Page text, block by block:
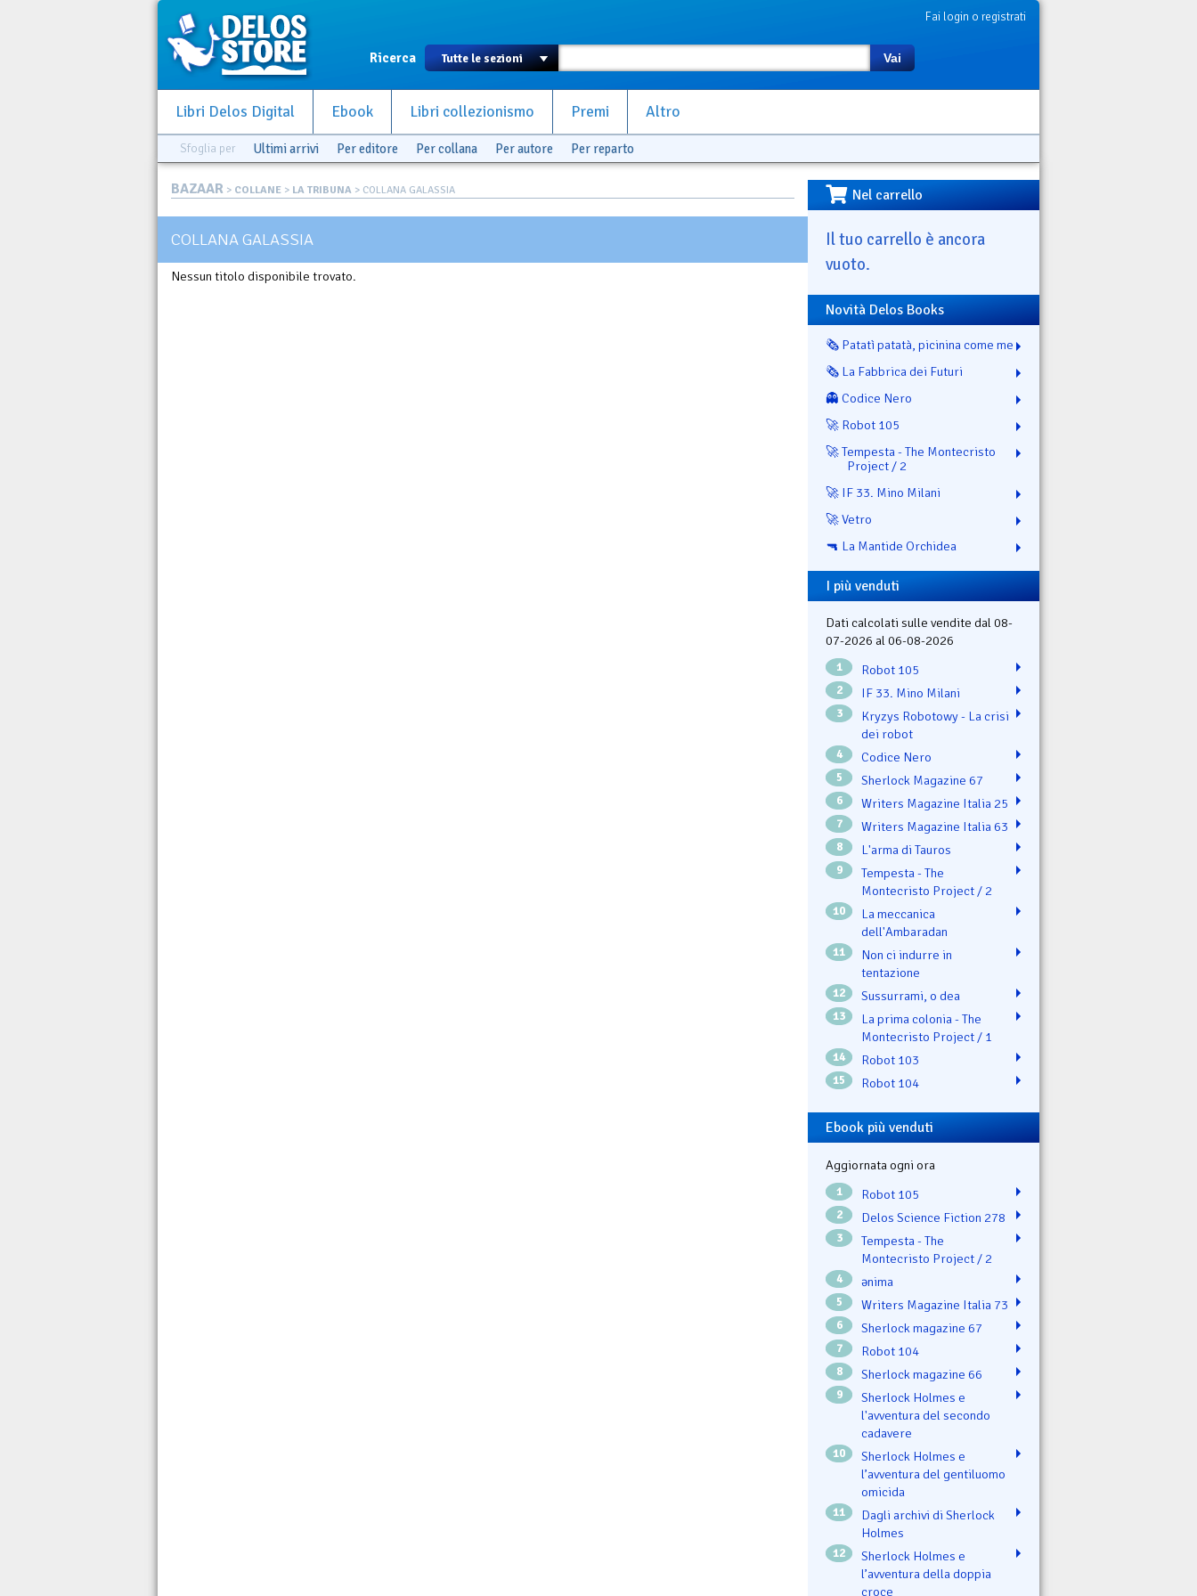
Fai login o registrati
Ricerca Vai
Libri Delos Digital Ebook Libri collezionismo Premi Altro
Sfoglia per Ultimi arrivi Per editore Per collana Per autore Per reparto
BAZAAR > COLLANE > LA TRIBUNA > COLLANA GALASSIA
COLLANA GALASSIA
Nessun titolo disponibile trovato.
Nel carrello
Il tuo carrello è ancora
vuoto.
Novità Delos Books
🗞️ Patatì patatà, picinina come me
🗞️ La Fabbrica dei Futuri
👻 Codice Nero
🚀 Robot 105
🚀 Tempesta - The Montecristo
Project / 2
🚀 IF 33. Mino Milani
🚀 Vetro
🔫 La Mantide Orchidea
I più venduti
Dati calcolati sulle vendite dal 08-
07-2026 al 06-08-2026
1 Robot 105
2 IF 33. Mino Milani
3
Kryzys Robotowy - La crisi
dei robot
4 Codice Nero
5 Sherlock Magazine 67
6 Writers Magazine Italia 25
7 Writers Magazine Italia 63
8 L'arma di Tauros
9
Tempesta - The
Montecristo Project / 2
10
La meccanica
dell'Ambaradan
11
Non ci indurre in
tentazione
12 Sussurrami, o dea
13
La prima colonia - The
Montecristo Project / 1
14 Robot 103
15 Robot 104
Ebook più venduti
Aggiornata ogni ora
1 Robot 105
2 Delos Science Fiction 278
3
Tempesta - The
Montecristo Project / 2
4 ənima
5 Writers Magazine Italia 73
6 Sherlock magazine 67
7 Robot 104
8 Sherlock magazine 66
9
Sherlock Holmes e
l'avventura del secondo
cadavere
10
Sherlock Holmes e
l’avventura del gentiluomo
omicida
11
Dagli archivi di Sherlock
Holmes
12
Sherlock Holmes e
l’avventura della doppia
croce